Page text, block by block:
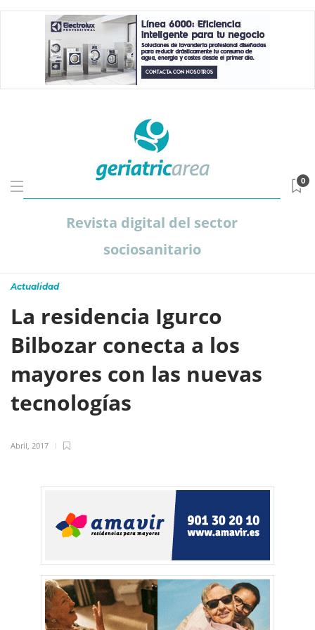
Revista digital del sector
sociosanitario
0
Actualidad
La residencia Igurco
Bilbozar conecta a los
mayores con las nuevas
tecnologías
Abril, 2017